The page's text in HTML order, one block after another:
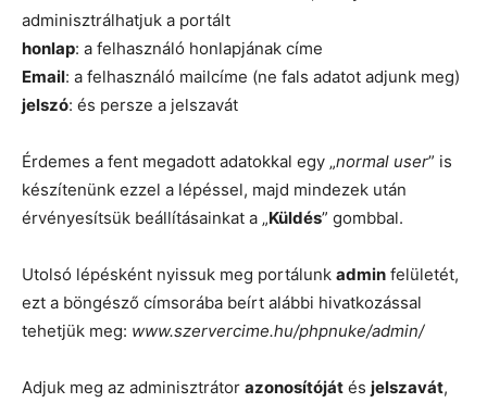
adminisztrálhatjuk a portált
honlap: a felhasználó honlapjának címe
Email: a felhasználó mailcíme (ne fals adatot adjunk meg)
jelszó: és persze a jelszavát
Érdemes a fent megadott adatokkal egy „normal user” is
készítenünk ezzel a lépéssel, majd mindezek után
érvényesítsük beállításainkat a „Küldés” gombbal.
Utolsó lépésként nyissuk meg portálunk admin felületét,
ezt a böngésző címsorába beírt alábbi hivatkozással
tehetjük meg: www.szervercime.hu/phpnuke/admin/
Adjuk meg az adminisztrátor azonosítóját és jelszavát,